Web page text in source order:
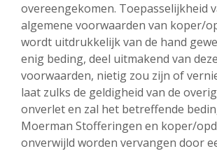
overeengekomen. Toepasselijkheid
algemene voorwaarden van koper/
wordt uitdrukkelijk van de hand
enig beding, deel uitmakend van
voorwaarden, nietig zou zijn of
laat zulks de geldigheid van de
onverlet en zal het betreffende
Moerman Stofferingen en koper/
onverwijld worden vervangen door